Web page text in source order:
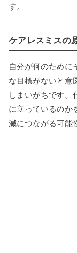
す。
ケアレスミスの
自分が何のために
な目標がないと意
しまいがちです。
に立っているのか
減につながる可能